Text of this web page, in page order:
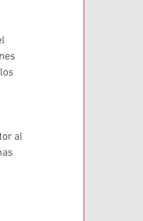
al